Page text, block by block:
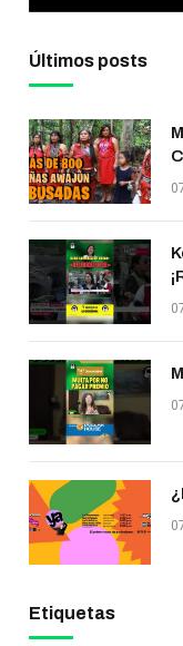
Últimos posts
Etiquetas